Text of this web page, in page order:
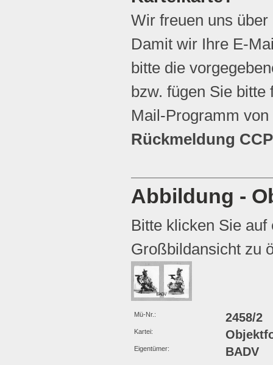
Wir freuen uns
Damit wir Ihre E-
bitte die
bzw. fügen Sie
Mail-Programm
Rückmeldung
Abbildung -
Bitte klicken Sie
Großbildansicht zu
Mü-Nr.: 2458/2
Kartei:
Eigentümer: BADV